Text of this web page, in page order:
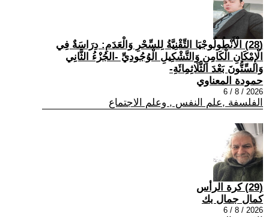
(28) الْأَنْطُولُوجْيَا التِّقْنِيَّةُ لِلسِّحْرِ وَالْعَدَمِ: دِرَاسَةٌ فِي
الْإِمْكَانِ الْكَامِنِ وَالتَّشْكِيلِ الْوُجُودِيِّ -الجُزْءُ الثَّانِي
وَالسِّتُّونَ بَعْدَ الثَّلَاثِمِائَةِ-
حمودة المعناوي
2026 / 8 / 6
الفلسفة ,علم النفس , وعلم الاجتماع
(29) كرة الرأس
كمال جمال بك
2026 / 8 / 6